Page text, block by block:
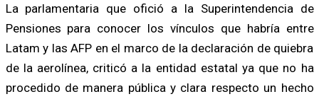
La parlamentaria que ofició a la Superintendencia de
Pensiones para conocer los vínculos que habría entre
Latam y las AFP en el marco de la declaración de quiebra
de la aerolínea, criticó a la entidad estatal ya que no ha
procedido de manera pública y clara respecto un hecho